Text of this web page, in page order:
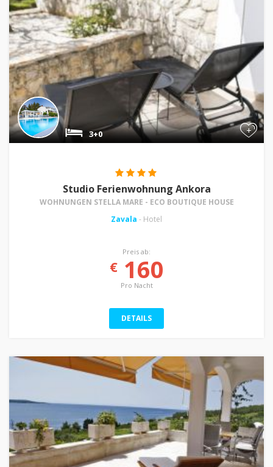
+
3+0
Studio Ferienwohnung Ankora
WOHNUNGEN STELLA MARE - ECO BOUTIQUE HOUSE
Zavala - Hotel
Preis ab:
€160
Pro Nacht
DETAILS